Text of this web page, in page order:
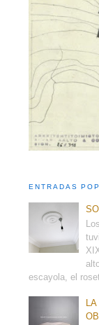
ENTRADAS
escayola, el